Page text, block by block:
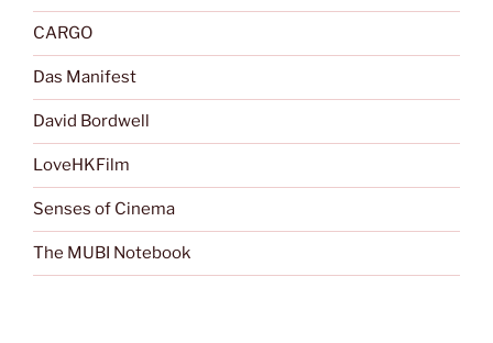
CARGO
Das Manifest
David Bordwell
LoveHKFilm
Senses of Cinema
The MUBI Notebook